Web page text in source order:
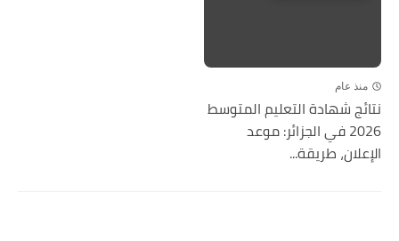
منذ عام
نتائج شهادة التعليم المتوسط
2026 في الجزائر: موعد
الإعلان، طريقة...